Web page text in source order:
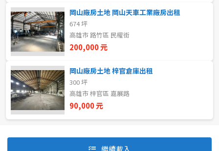
預設排序
岡山廠房土地 岡山天車工業廠房出租
674 坪
高雄市 路竹區 民權街
200,000 元
岡山廠房土地 梓官倉庫出租
300 坪
高雄市 梓官區 嘉展路
90,000 元
繼續載入